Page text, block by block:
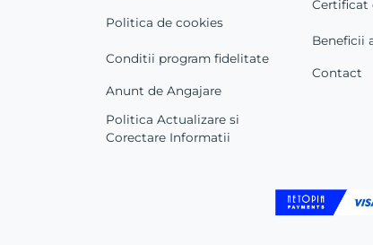
Politica de cookies
Conditii program fidelitate
Anunt de Angajare
Politica Actualizare si
Corectare Informatii
Certificat
Beneficii
Contact